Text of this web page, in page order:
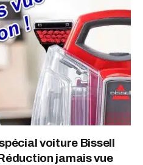
voiture Bissell
jamais vue